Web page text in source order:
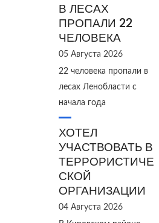
В ЛЕСАХ
ПРОПАЛИ 22
ЧЕЛОВЕКА
05 Августа 2026
22 человека пропали в
лесах Ленобласти с
начала года
ХОТЕЛ
УЧАСТВОВАТЬ В
ТЕРРОРИСТИЧЕ
СКОЙ
ОРГАНИЗАЦИИ
04 Августа 2026